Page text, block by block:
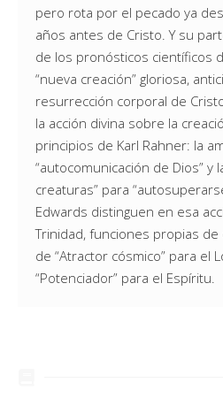
pero rota por el pecado ya
años antes de Cristo. Y su
de los pronósticos científicos
“nueva creación” gloriosa,
resurrección corporal de
la acción divina sobre la
principios de Karl Rahner: la
“autocomunicación de Dios” y
creaturas” para
Edwards distinguen en esa
Trinidad, funciones propias de
de “Atractor cósmico” para el
“Potenciador” para el Espíritu.